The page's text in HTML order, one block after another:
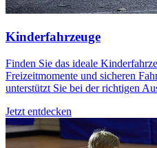
Kinderfahrzeuge
Finden Sie das ideale
Freizeitmomente und sicheren
unterstützt Sie bei der richtigen
Jetzt entdecken